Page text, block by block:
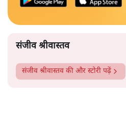
संजीव श्रीवास्तव
संजीव श्रीवास्तव की और स्टोरी पढ़ें